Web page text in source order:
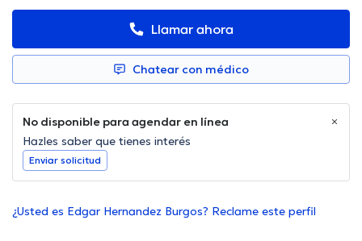
Llamar ahora
Chatear con médico
No disponible para agendar en línea
Hazles saber que tienes interés
Enviar solicitud
¿Usted es Edgar Hernandez Burgos? Reclame este perfil